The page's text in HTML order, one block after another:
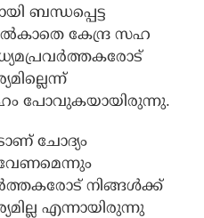
ബന്ധപ്പെട്ട
കേന്ദ്ര സഹ
പോവുകയായിരുന്നു.
ചോദ്യം
വേണമെന്നും
നിങ്ങൾക്ക്
എന്നായിരുന്നു